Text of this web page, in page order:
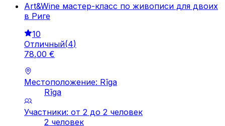
Art&Wine мастер-класс по живописи для двоих
в Риге
10
Отличный(4)
78,00 €
Местоположение: Rīga
Rīga
Участники: от 2 до 2 человек
2 человек